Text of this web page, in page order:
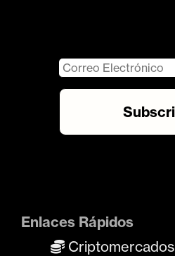
Enlaces Rápidos
Criptomercados